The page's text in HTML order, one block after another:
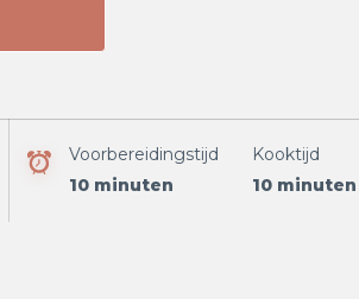
Voorbereidingstijd
10 minuten
Kooktijd
10 minuten